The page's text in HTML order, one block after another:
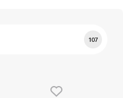
107